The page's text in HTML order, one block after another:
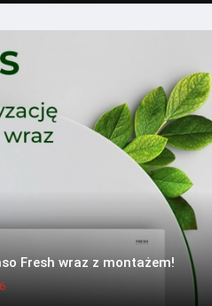
Fresh wraz z montażem!